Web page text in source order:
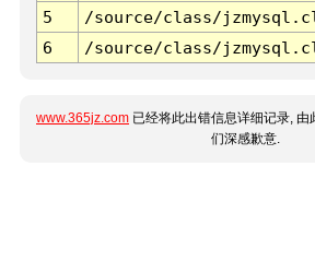
5
/source/class/
6
/source/class/
www.365jz.com 已经将此出错信息详细记录,
们深感歉意.